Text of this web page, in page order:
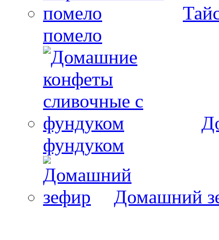
помело
фундуком
Домашний